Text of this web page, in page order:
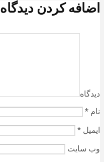
اضافه کردن دیدگاه
دیدگاه
نام *
ایمیل *
وب‌ سایت